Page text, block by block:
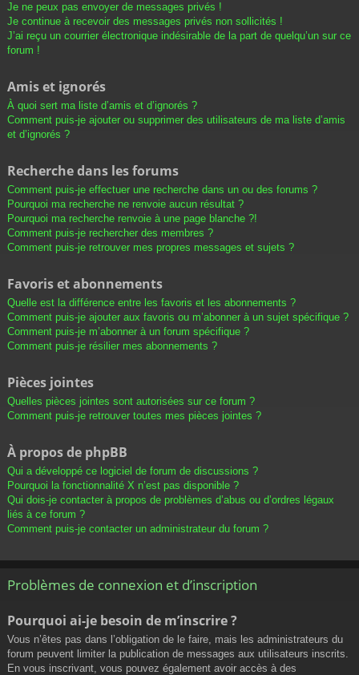
Je ne peux pas envoyer de messages privés !
Je continue à recevoir des messages privés non sollicités !
J’ai reçu un courrier électronique indésirable de la part de quelqu’un sur ce
forum !
Amis et ignorés
À quoi sert ma liste d’amis et d’ignorés ?
Comment puis-je ajouter ou supprimer des utilisateurs de ma liste d’amis
et d’ignorés ?
Recherche dans les forums
Comment puis-je effectuer une recherche dans un ou des forums ?
Pourquoi ma recherche ne renvoie aucun résultat ?
Pourquoi ma recherche renvoie à une page blanche ?!
Comment puis-je rechercher des membres ?
Comment puis-je retrouver mes propres messages et sujets ?
Favoris et abonnements
Quelle est la différence entre les favoris et les abonnements ?
Comment puis-je ajouter aux favoris ou m’abonner à un sujet spécifique ?
Comment puis-je m’abonner à un forum spécifique ?
Comment puis-je résilier mes abonnements ?
Pièces jointes
Quelles pièces jointes sont autorisées sur ce forum ?
Comment puis-je retrouver toutes mes pièces jointes ?
À propos de phpBB
Qui a développé ce logiciel de forum de discussions ?
Pourquoi la fonctionnalité X n’est pas disponible ?
Qui dois-je contacter à propos de problèmes d’abus ou d’ordres légaux
liés à ce forum ?
Comment puis-je contacter un administrateur du forum ?
Problèmes de connexion et d’inscription
Pourquoi ai-je besoin de m’inscrire ?
Vous n’êtes pas dans l’obligation de le faire, mais les administrateurs du
forum peuvent limiter la publication de messages aux utilisateurs inscrits.
En vous inscrivant, vous pouvez également avoir accès à des